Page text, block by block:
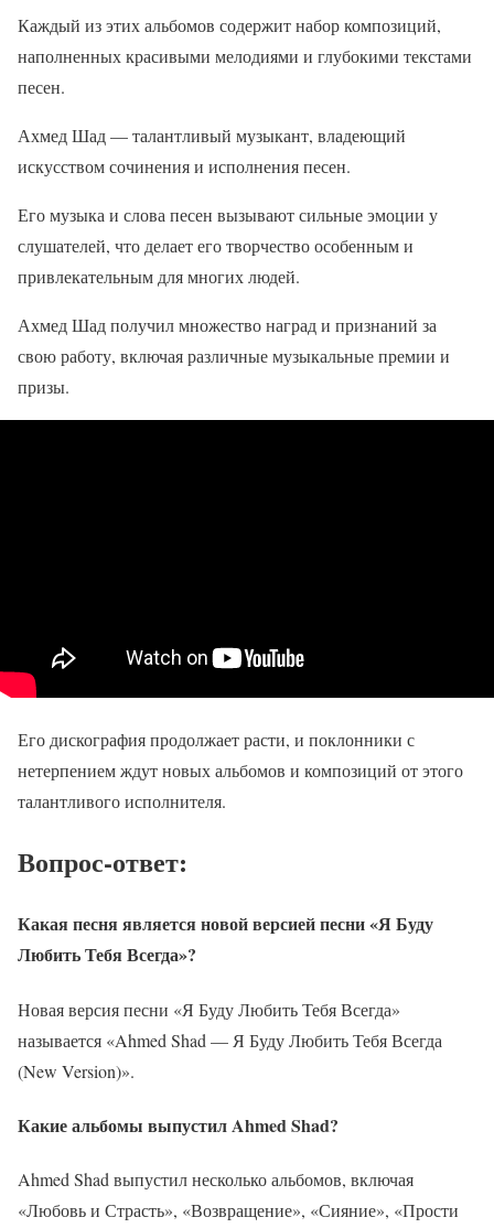
Каждый из этих альбомов содержит набор композиций,
наполненных красивыми мелодиями и глубокими текстами
песен.
Ахмед Шад — талантливый музыкант, владеющий
искусством сочинения и исполнения песен.
Его музыка и слова песен вызывают сильные эмоции у
слушателей, что делает его творчество особенным и
привлекательным для многих людей.
Ахмед Шад получил множество наград и признаний за
свою работу, включая различные музыкальные премии и
призы.
Его дискография продолжает расти, и поклонники с
нетерпением ждут новых альбомов и композиций от этого
талантливого исполнителя.
Вопрос-ответ:
Какая песня является новой версией песни «Я Буду
Любить Тебя Всегда»?
Новая версия песни «Я Буду Любить Тебя Всегда»
называется «Ahmed Shad — Я Буду Любить Тебя Всегда
(New Version)».
Какие альбомы выпустил Ahmed Shad?
Ahmed Shad выпустил несколько альбомов, включая
«Любовь и Страсть», «Возвращение», «Сияние», «Прости